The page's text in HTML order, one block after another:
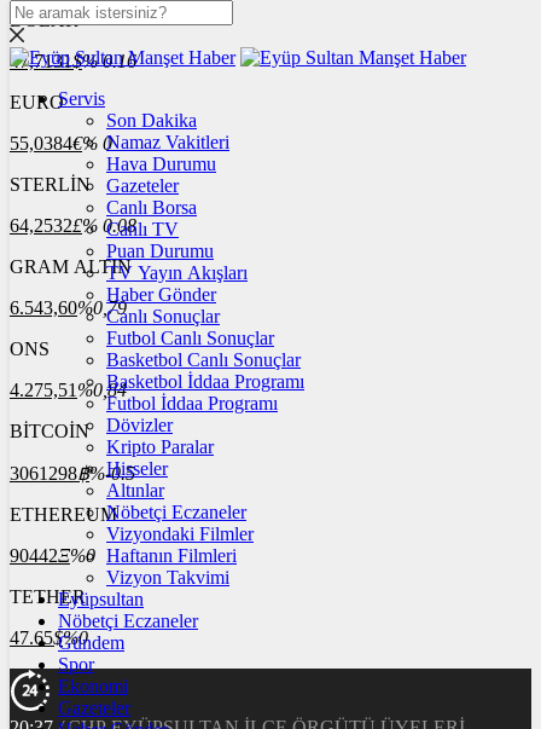
DOLAR
47,7131$% 0.16
EURO
55,0384€% 0
STERLİN
64,2532£% 0.08
GRAM ALTIN
6.543,60%0,79
ONS
4.275,51 %0,84
BİTCOİN
3061298฿%-0.5
ETHEREUM
90442Ξ%0
TETHER
47.65$%0
Servis
Son Dakika
Namaz Vakitleri
Hava Durumu
Gazeteler
Canlı Borsa
Canlı TV
Puan Durumu
TV Yayın Akışları
Haber Gönder
Canlı Sonuçlar
Futbol Canlı Sonuçlar
Basketbol Canlı Sonuçlar
Basketbol İddaa Programı
Futbol İddaa Programı
Dövizler
Kripto Paralar
Hisseler
Altınlar
Nöbetçi Eczaneler
Vizyondaki Filmler
Haftanın Filmleri
Vizyon Takvimi
Eyüpsultan
Nöbetçi Eczaneler
Gündem
Spor
Ekonomi
Gazeteler